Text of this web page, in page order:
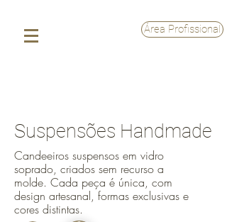
Área Profissional
Suspensões Handmade
Candeeiros suspensos em vidro
soprado, criados sem recurso a
molde. Cada peça é única, com
design artesanal, formas exclusivas e
cores distintas.